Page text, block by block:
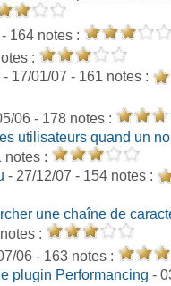
164 notes :
:
- 17/01/07 - 161 notes :
06 - 178 notes :
utilisateurs quand un
notes :
- 27/12/07 - 154 notes :
une chaîne de
:
06 - 163 notes :
plugin Performancing -